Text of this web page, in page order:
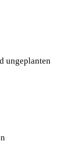
ungeplanten